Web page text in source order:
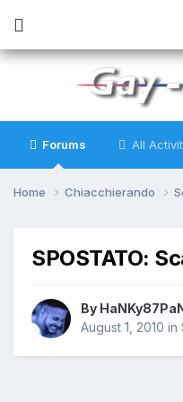
Forums All
Home Chiacchierando
SPOSTATO:
By
August 1, 2010 in